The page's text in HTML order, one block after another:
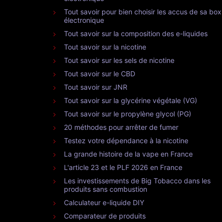
Tout savoir pour bien choisir les accus de sa box
électronique
Tout savoir sur la composition des e-liquides
Tout savoir sur la nicotine
Tout savoir sur les sels de nicotine
Tout savoir sur le CBD
Tout savoir sur JNR
Tout savoir sur la glycérine végétale (VG)
Tout savoir sur le propylène glycol (PG)
20 méthodes pour arrêter de fumer
Testez votre dépendance à la nicotine
La grande histoire de la vape en France
L'article 23 et le PLF 2026 en France
Les investissements de Big Tobacco dans les
produits sans combustion
Calculateur e-liquide DIY
Comparateur de produits